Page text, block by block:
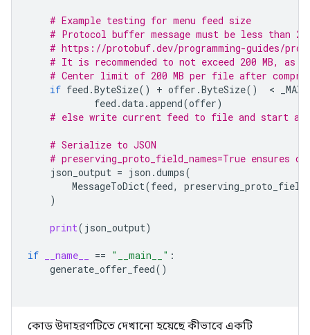
# Example testing for menu feed size
# Protocol buffer message must be less than 2
# https://protobuf.dev/programming-guides/
# It is recommended to not exceed 200 MB, as
# Center limit of 200 MB per file after
if feed .ByteSize() + offer .ByteSize()
  <
feed .data.append(offer)
# else write current feed to file and start a
# Serialize to JSON
# preserving_proto_field_names=True ensures
json_output = json .dumps(
MessageToDict(feed,
)
print( json_output)
if __name__ == "__main__" :
generate_offer_feed()
কোড উদাহরণটিতে দেখানো হয়েছে কীভাবে একটি